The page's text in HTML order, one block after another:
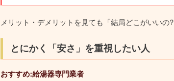
メリット・デメリットを見ても「結局どこがいい
とにかく「安さ」を重視したい人
おすすめ:給湯器専門業者